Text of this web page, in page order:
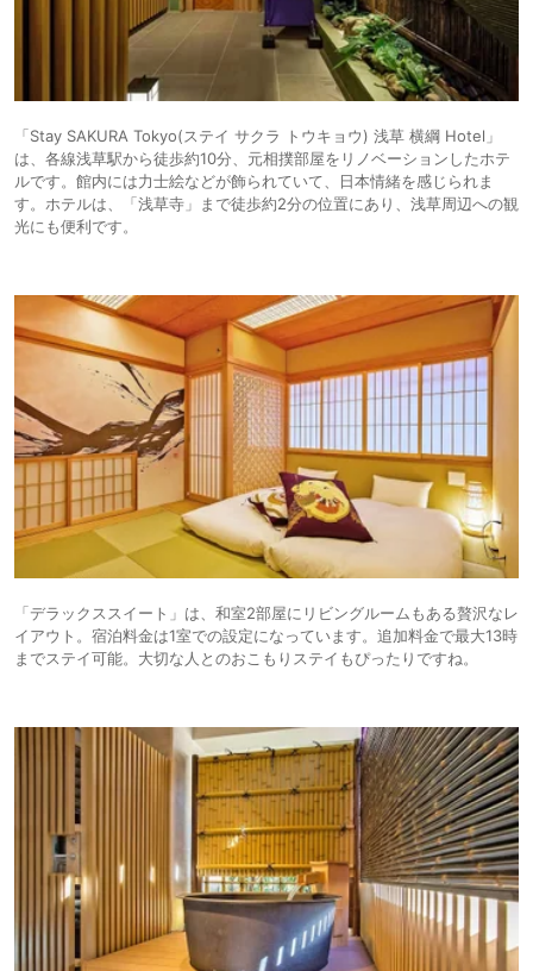
「Stay SAKURA Tokyo(ステイ サクラ トウキョウ) 浅草 横綱 Hotel」
は、各線浅草駅から徒歩約10分、元相撲部屋をリノベーションしたホテ
ルです。館内には力士絵などが飾られていて、日本情緒を感じられま
す。ホテルは、「浅草寺」まで徒歩約2分の位置にあり、浅草周辺への観
光にも便利です。
「デラックススイート」は、和室2部屋にリビングルームもある贅沢なレ
イアウト。宿泊料金は1室での設定になっています。追加料金で最大13時
までステイ可能。大切な人とのおこもりステイもぴったりですね。